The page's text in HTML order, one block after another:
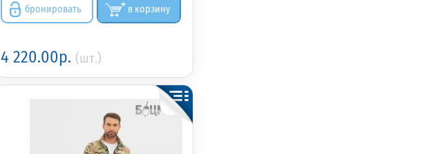
бронировать в корзину
4 220.00р. (шт.)